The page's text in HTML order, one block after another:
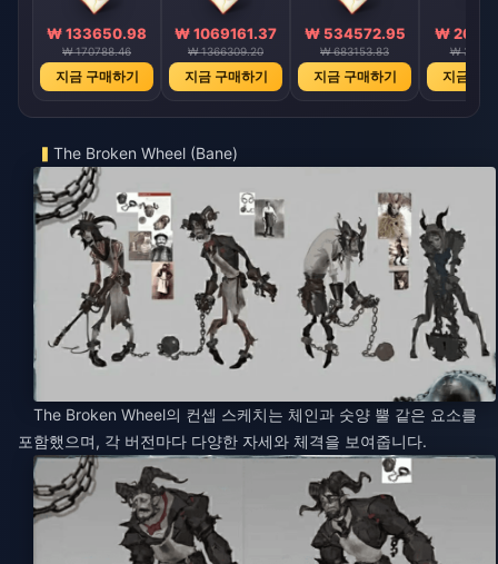
₩ 133650.98
₩ 170788.46
지금 구매하기
₩ 1069161.37
₩ 1366309.20
지금 구매하기
₩ 534572.95
₩ 683153.83
지금 구매하기
₩
₩
지금 구
The Broken Wheel (Bane)
The Broken Wheel의 컨셉 스케치는 체인과 숫양 뿔 같은 요소를
포함했으며, 각 버전마다 다양한 자세와 체격을 보여줍니다.